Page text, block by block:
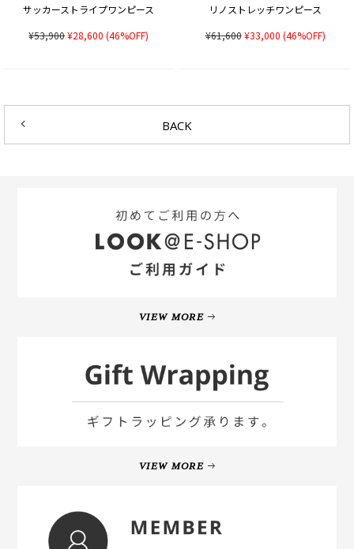
サッカーストライプワンピース
¥53,900¥28,600 (46%OFF)
リノストレッチワンピース
¥61,600¥33,000 (46%OFF)
BACK
VIEW MORE
VIEW MORE